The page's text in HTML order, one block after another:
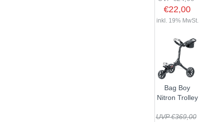
€22,00
inkl. 19% MwSt.
Bag Boy
Nitron Trolley
UVP €369,00